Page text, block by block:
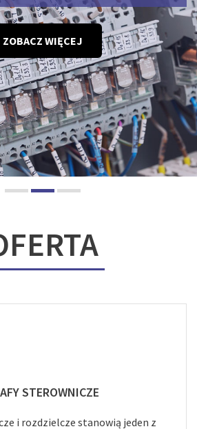
ZOBACZ WIĘCEJ
STEROWNICZE
i rozdzielcze stanowią jeden z